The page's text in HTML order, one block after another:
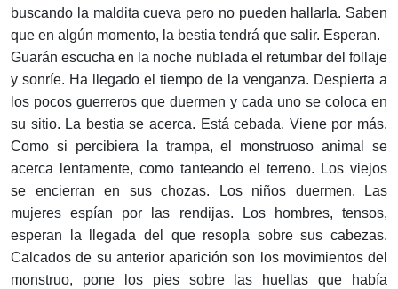
buscando la maldita cueva pero no pueden hallarla. Saben
que en algún momento, la bestia tendrá que salir. Esperan.
Guarán escucha en la noche nublada el retumbar del follaje
y sonríe. Ha llegado el tiempo de la venganza. Despierta a
los pocos guerreros que duermen y cada uno se coloca en
su sitio. La bestia se acerca. Está cebada. Viene por más.
Como si percibiera la trampa, el monstruoso animal se
acerca lentamente, como tanteando el terreno. Los viejos
se encierran en sus chozas. Los niños duermen. Las
mujeres espían por las rendijas. Los hombres, tensos,
esperan la llegada del que resopla sobre sus cabezas.
Calcados de su anterior aparición son los movimientos del
monstruo, pone los pies sobre las huellas que había